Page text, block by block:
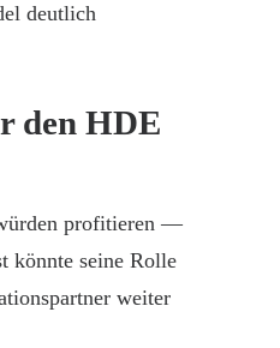
deutlich
den HDE
profitieren —
könnte seine Rolle
weiter